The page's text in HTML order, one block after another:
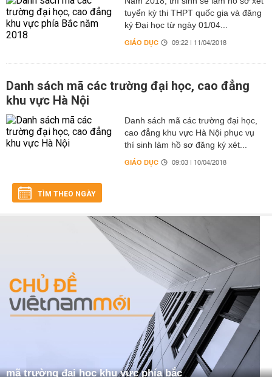
tuyển kỳ thi THPT quốc gia và đăng
ký Đại học từ ngày 01/04...
GIÁO DỤC 09:22 | 11/04/2018
Danh sách mã các trường đại học, cao đẳng
khu vực Hà Nội
Danh sách mã các trường đại học,
cao đẳng khu vực Hà Nội phục vụ
thí sinh làm hồ sơ đăng ký xét...
GIÁO DỤC 09:03 | 10/04/2018
TÌM THEO NGÀY
mã trường đại học khu vực phía bắc